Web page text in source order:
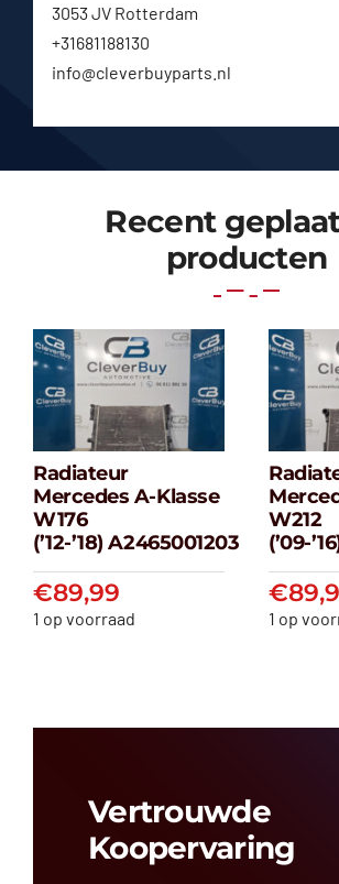
3053 JV Rotterdam
+31681188130
info@cleverbuyparts.nl
Recent
producten
Radiateur
Mercedes A-
klasse W176
(’12-’18) A2465001203
€89,99
Radiateur
Mercedes A-Klasse
W176
(’12-’18) A2465001203
€89,99
1 op voorraad
W212
(’09-
€
1 op
Vertrouwde
Koopervaring